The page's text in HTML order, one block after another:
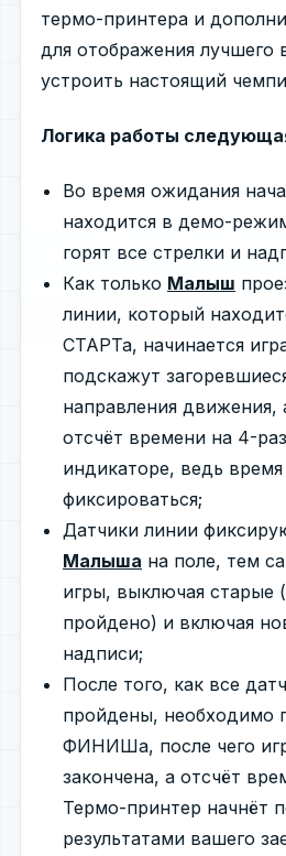
термо-принтера и
для отображения лучшего
устроить настоящий
Логика работы
Во время ожидания
находится в демо-
горят все стрелки и
Как только Малыш
линии, который
СТАРТа, начинается
подскажут
направления движения,
отсчёт времени на 4-
индикаторе, ведь
фиксироваться;
Датчики линии
Малыша на поле, тем
игры, выключая старые
пройдено) и включая
надписи;
После того, как все
пройдены, необходимо
ФИНИШа, после чего
закончена, а отсчёт
Термо-принтер начнёт
результатами вашего